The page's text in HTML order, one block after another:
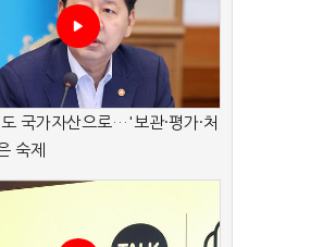
국가자산으로…'보관·평가·처
숙제